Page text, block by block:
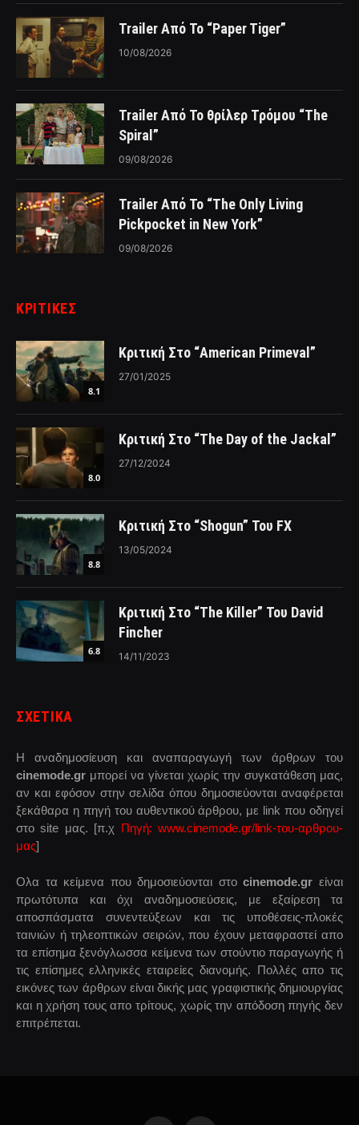
Trailer Από Το “Paper Tiger”
10/08/2026
Trailer Από Το θρίλερ Τρόμου “The
Spiral”
09/08/2026
Trailer Από Το “The Only Living
Pickpocket in New York”
09/08/2026
ΚΡΙΤΙΚΈΣ
8.1
Κριτική Στο “American Primeval”
27/01/2025
8.0
Κριτική Στο “The Day of the Jackal”
27/12/2024
8.8
Κριτική Στο “Shogun” Του FX
13/05/2024
6.8
Κριτική Στο “The Killer” Του David
Fincher
14/11/2023
ΣΧΕΤΙΚΑ
Η αναδημοσίευση και αναπαραγωγή των άρθρων του
cinemode.gr μπορεί να γίνεται χωρίς την συγκατάθεση μας,
αν και εφόσον στην σελίδα όπου δημοσιεύονται αναφέρεται
ξεκάθαρα η πηγή του αυθεντικού άρθρου, με link που οδηγεί
στο site μας. [π.χ Πηγή: www.cinemode.gr/link-του-αρθρου-
μας]
Ολα τα κείμενα που δημοσιεύονται στοcinemode.gr είναι
πρωτότυπα και όχι αναδημοσιεύσεις, με εξαίρεση τα
αποσπάσματα συνεντεύξεων και τις υποθέσεις-πλοκές
ταινιών ή τηλεοπτικών σειρών, που έχουν μεταφραστεί απο
τα επίσημα ξενόγλωσσα κείμενα των στούντιο παραγωγής ή
τις επίσημες ελληνικές εταιρείες διανομής. Πολλές απο τις
εικόνες των άρθρων είναι δικής μας γραφιστικής δημιουργίας
και η χρήση τους απο τρίτους, χωρίς την απόδοση πηγής δεν
επιτρέπεται.